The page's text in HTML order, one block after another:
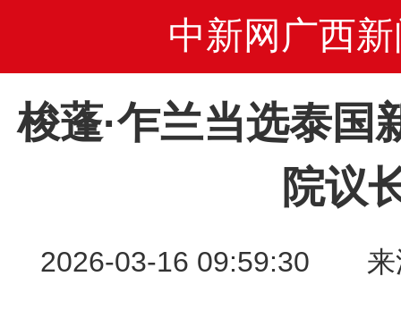
中新网广西新
梭蓬·乍兰当选泰国
院议
2026-03-16 09:59:30 来